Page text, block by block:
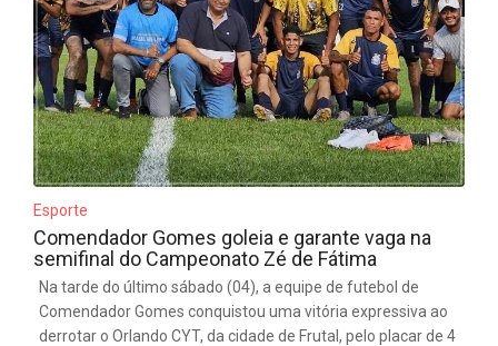
Esporte
Comendador Gomes goleia e garante vaga na
semifinal do Campeonato Zé de Fátima
Na tarde do último sábado (04), a equipe de futebol de
Comendador Gomes conquistou uma vitória expressiva ao
derrotar o Orlando CYT, da cidade de Frutal, pelo placar de 4